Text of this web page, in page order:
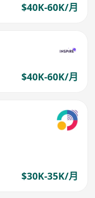
$40K-60K/月
$40K-60K/月
$30K-35K/月